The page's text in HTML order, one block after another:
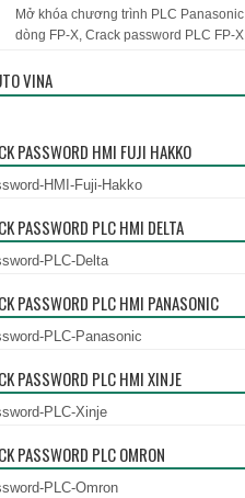
Mở khóa chương trình PLC Panasonic
dòng FP-X, Crack password PLC FP-X,
chương trình PLC Panasonic ngay l...
VINA
PASSWORD HMI FUJI HAKKO
HMI-Fuji-Hakko
PASSWORD PLC HMI DELTA
PLC-Delta
PASSWORD PLC HMI PANASONIC
PLC-Panasonic
PASSWORD PLC HMI XINJE
PLC-Xinje
PASSWORD PLC OMRON
PLC-Omron